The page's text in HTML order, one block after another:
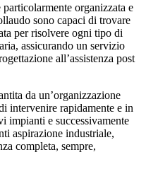
organizzata e
sono capaci di trovare
per risolvere ogni tipo di
assicurando un servizio
all’assistenza post
da un’organizzazione
intervenire rapidamente e in
impianti e successivamente
aspirazione industriale,
completa, sempre,